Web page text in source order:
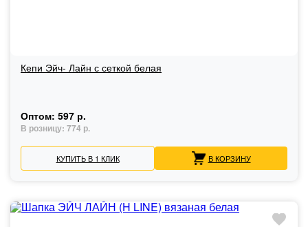
Кепи Эйч- Лайн с сеткой белая
Оптом: 597 р.
В розницу: 774 р.
КУПИТЬ В 1 КЛИК В КОРЗИНУ